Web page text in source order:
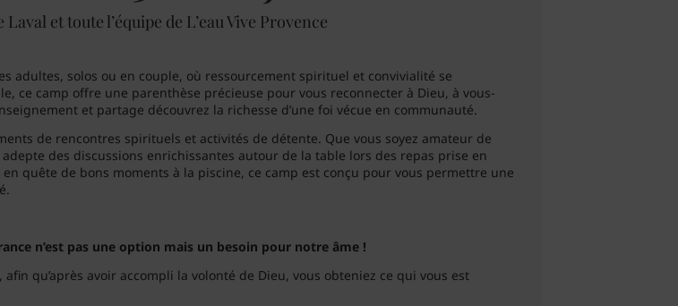
et toute l’équipe de L’eau Vive Provence
adultes, solos ou en couple, où ressourcement spirituel et convivialité se
ce camp offre une parenthèse précieuse pour vous reconnecter à Dieu, à vous-
et partage découvrez la richesse d’une foi vécue en communauté.
de rencontres spirituels et activités de détente. Que vous soyez amateur de
des discussions enrichissantes autour de la table lors des repas prise en
quête de bons moments à la piscine, ce camp est conçu pour vous permettre une
n’est pas une option mais un besoin pour notre âme !
qu’après avoir accompli la volonté de Dieu, vous obteniez ce qui vous est